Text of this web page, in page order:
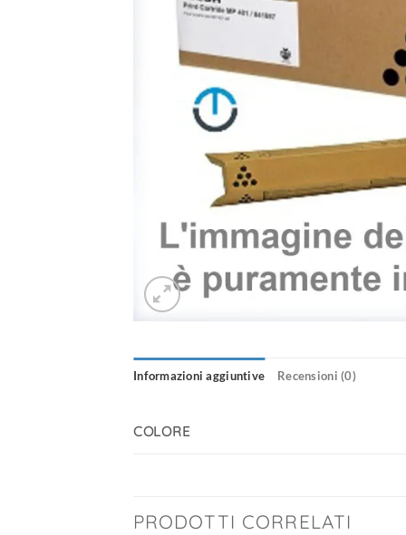
Informazioni aggiuntive Recensioni (0)
COLORE
PRODOTTI CORRELATI